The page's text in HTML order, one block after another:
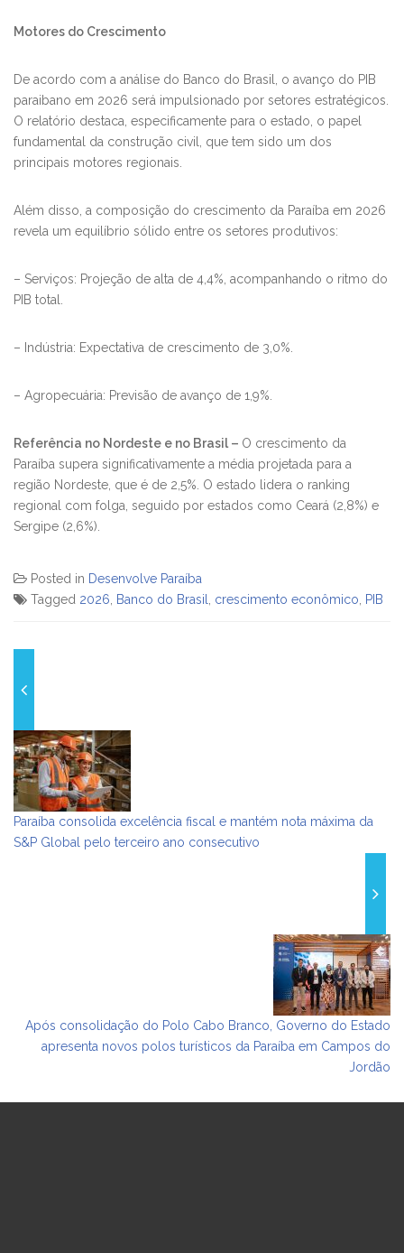
Motores do Crescimento
​De acordo com a análise do Banco do Brasil, o avanço do PIB
paraibano em 2026 será impulsionado por setores estratégicos.
O relatório destaca, especificamente para o estado, o papel
fundamental da construção civil, que tem sido um dos
principais motores regionais.
​Além disso, a composição do crescimento da Paraíba em 2026
revela um equilíbrio sólido entre os setores produtivos:
– ​Serviços: Projeção de alta de 4,4%, acompanhando o ritmo do
PIB total.
– ​Indústria: Expectativa de crescimento de 3,0%.
– ​Agropecuária: Previsão de avanço de 1,9%.
​Referência no Nordeste e no Brasil – O crescimento da
Paraíba supera significativamente a média projetada para a
região Nordeste, que é de 2,5%. O estado lidera o ranking
regional com folga, seguido por estados como Ceará (2,8%) e
Sergipe (2,6%).
Posted in Desenvolve Paraíba
Tagged 2026, Banco do Brasil, crescimento econômico, PIB
Paraíba consolida excelência fiscal e mantém nota máxima da
S&P Global pelo terceiro ano consecutivo
Após consolidação do Polo Cabo Branco, Governo do Estado
apresenta novos polos turísticos da Paraíba em Campos do
Jordão